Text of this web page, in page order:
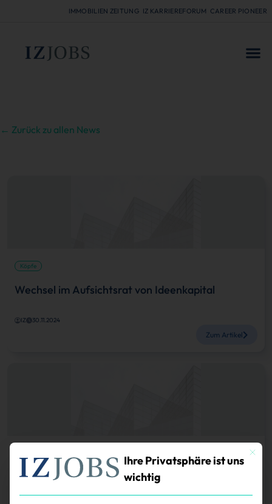
IMMOBILIEN ZEITUNG IZ KARRIEREFORUM CAREER PIONEER
← Zurück zu allen News
Köpfe
Wechsel im Aufsichtsrat von Ideenkapital
IZ 30.11.2024
Zum Artikel
Dr. Joachim Girnth ist zum Vorsitzenden des
Mit
Ihre Privatsphäre ist uns
wichtig